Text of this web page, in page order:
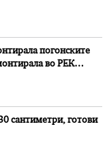
погонските
во РЕК
сантиметри, готови